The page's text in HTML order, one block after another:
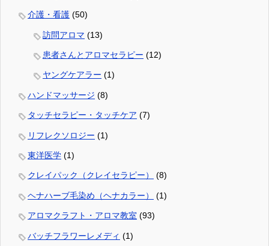
介護・看護 (50)
訪問アロマ (13)
患者さんとアロマセラピー (12)
ヤングケアラー (1)
ハンドマッサージ (8)
タッチセラピー・タッチケア (7)
リフレクソロジー (1)
東洋医学 (1)
クレイパック（クレイセラピー） (8)
ヘナハーブ毛染め（ヘナカラー） (1)
アロマクラフト・アロマ教室 (93)
バッチフラワーレメディ (1)